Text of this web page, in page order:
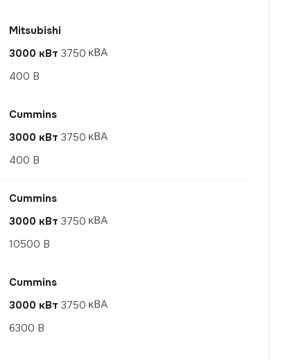
Mitsubishi
3000 кВт 3750
400 В
Cummins
3000 кВт 3750
400 В
Cummins
3000 кВт 3750
10500 В
Cummins
3000 кВт 3750
6300 В